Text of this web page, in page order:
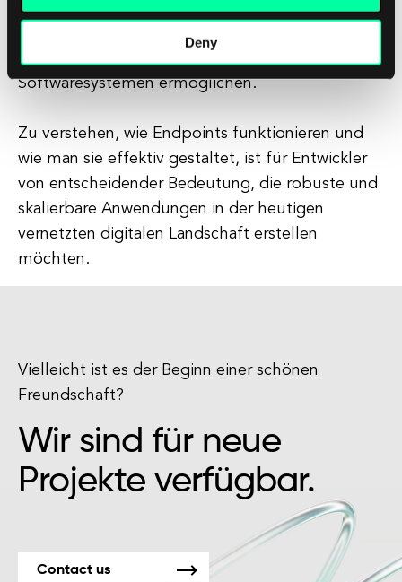
Deny
grundlegende Bausteine von Webdiensten und
APIs, die eine nahtlose Kommunikation und den
Austausch von Daten zwischen
Softwaresystemen ermöglichen.
Zu verstehen, wie Endpoints funktionieren und
wie man sie effektiv gestaltet, ist für Entwickler
von entscheidender Bedeutung, die robuste und
skalierbare Anwendungen in der heutigen
vernetzten digitalen Landschaft erstellen
möchten.
Vielleicht ist es der Beginn einer schönen
Freundschaft?
Wir sind für neue
Projekte verfügbar.
Contact us